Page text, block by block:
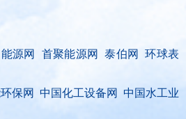
源网 首聚能源网 泰伯网 环球表
保网 中国化工设备网 中国水工业